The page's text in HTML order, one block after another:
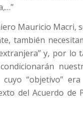
Mauricio Macri,
también
y, por lo
“objetivo”
del Acuerdo de